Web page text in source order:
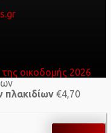
οικοδομής 2026
€4,70